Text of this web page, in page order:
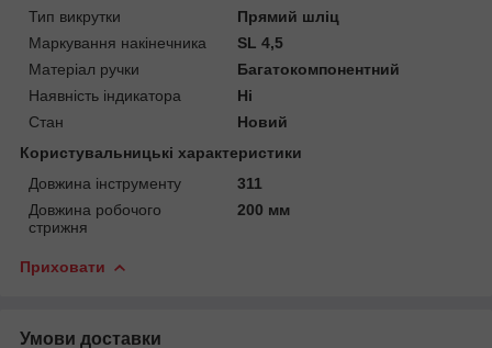
Тип викрутки
Прямий шліц
Маркування накінечника
SL 4,5
Матеріал ручки
Багатокомпонентний
Наявність індикатора
Ні
Стан
Новий
Користувальницькі характеристики
Довжина інструменту
311
Довжина робочого
стрижня
200 мм
Приховати
Умови доставки